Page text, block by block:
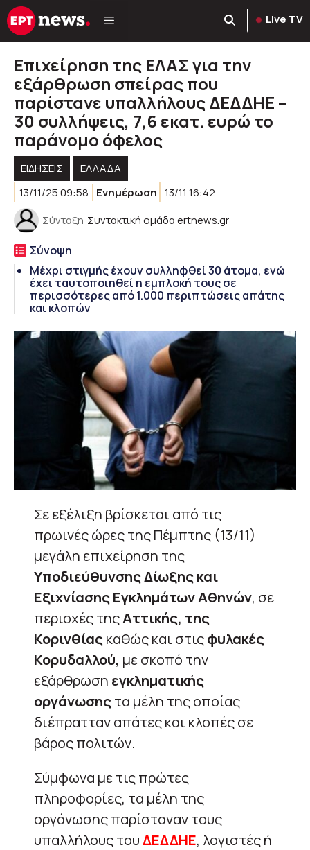
Μετάβαση
σε
Live TV
Επιχείρηση της ΕΛΑΣ για την
εξάρθρωση σπείρας που
παρίστανε υπαλλήλους ΔΕΔΔΗΕ –
30 συλλήψεις, 7,6 εκατ. ευρώ το
παράνομο όφελος
ΕΙΔΗΣΕΙΣ
ΕΛΛΑΔΑ
13/11/25 09:58
Ενημέρωση 13/11 16:42
Σύνταξη Συντακτική ομάδα ertnews.gr
Σύνοψη
Μέχρι στιγμής έχουν συλληφθεί 30 άτομα, ενώ
έχει ταυτοποιηθεί η εμπλοκή τους σε
περισσότερες από 1.000 περιπτώσεις απάτης
και κλοπών
Σε εξέλιξη βρίσκεται από τις
πρωινές ώρες της Πέμπτης (13/11)
μεγάλη επιχείρηση της
Υποδιεύθυνσης Δίωξης και
Εξιχνίασης Εγκλημάτων Αθηνών, σε
περιοχές τηςΑττικής, της
Κορινθίαςκαθώς και στιςφυλακές
Κορυδαλλού, με σκοπό την
εξάρθρωση εγκληματικής
οργάνωσηςτα μέλη της οποίας
διέπρατταν απάτες και κλοπές σε
βάρος πολιτών.
Σύμφωνα με τις πρώτες
πληροφορίες, τα μέλη της
οργάνωσης παρίσταναν τους
υπαλλήλους τουΔΕΔΔΗΕ, λογιστές ή